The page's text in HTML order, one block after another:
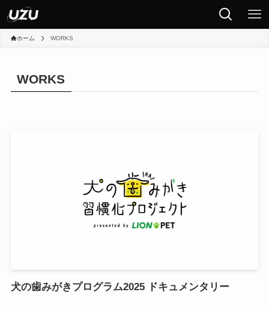
ホーム WORKS
WORKS
犬の歯みがきプログラム2025 ドキュメンタリー